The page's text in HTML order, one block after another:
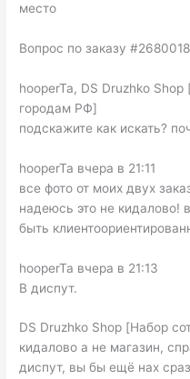
место
Вопрос по заказу
hooperTa, DS Druzhko
городам РФ]
подскажите как искать?
hooperTa вчера в 21:11
все фото от моих двух
надеюсь это не кидалово!
быть
hooperTa вчера в 21:13
В диспут.
DS Druzhko Shop [Набор
кидалово а не магазин,
диспут, вы бы ещё нах